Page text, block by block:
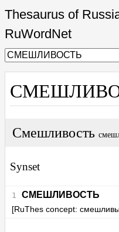
Thesaurus of
RuWordNet
Смешливость
Synset
СМЕШЛИВОСТЬ
[RuThes concept: